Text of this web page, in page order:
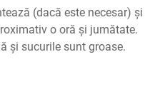
(dacă este necesar) și
o oră și jumătate.
și sucurile sunt groase.